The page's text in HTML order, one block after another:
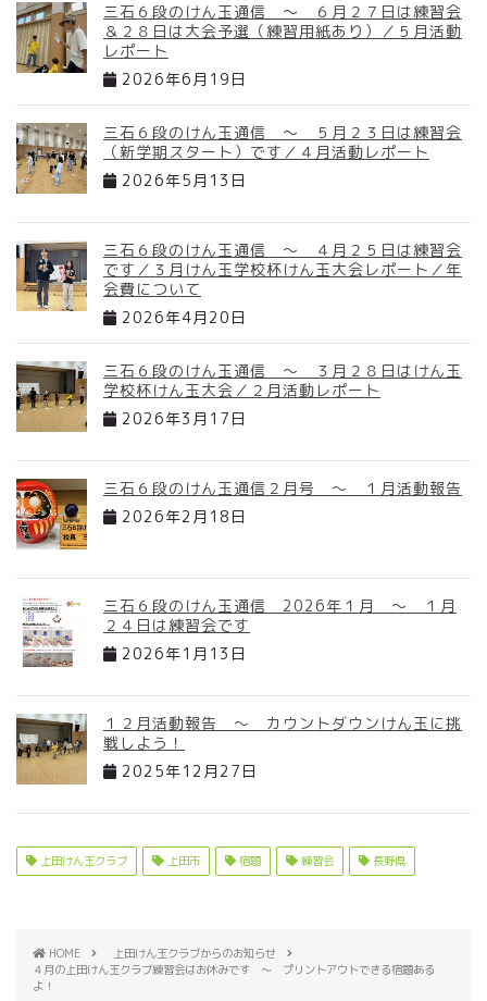
三石６段のけん玉通信 ～ ６月２７日は練習会
＆２８日は大会予選（練習用紙あり）／５月活動
レポート
2026年6月19日
三石６段のけん玉通信 ～ ５月２３日は練習会
（新学期スタート）です／４月活動レポート
2026年5月13日
三石６段のけん玉通信 ～ ４月２５日は練習会
です／３月けん玉学校杯けん玉大会レポート／年
会費について
2026年4月20日
三石６段のけん玉通信 ～ ３月２８日はけん玉
学校杯けん玉大会／２月活動レポート
2026年3月17日
三石６段のけん玉通信２月号 ～ １月活動報告
2026年2月18日
三石６段のけん玉通信 2026年１月 ～ １月
２４日は練習会です
2026年1月13日
１２月活動報告 ～ カウントダウンけん玉に挑
戦しよう！
2025年12月27日
上田けん玉クラブ 上田市 宿題 練習会 長野県
HOME
上田けん玉クラブからのお知らせ
４月の上田けん玉クラブ練習会はお休みです ～ プリントアウトできる宿題ある
よ！